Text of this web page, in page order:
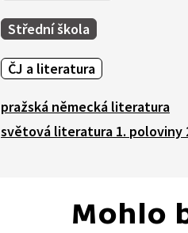
Střední škola
ČJ a literatura
pražská německá literatura
světová literatura 1. poloviny
Mohlo